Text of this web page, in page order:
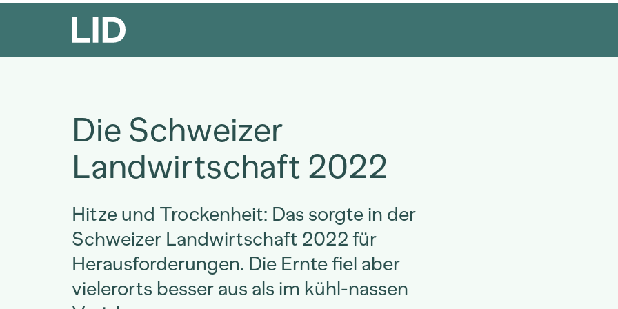
Die Schweizer
Landwirtschaft 2022
Hitze und Trockenheit: Das sorgte in der
Schweizer Landwirtschaft 2022 für
Herausforderungen. Die Ernte fiel aber
vielerorts besser aus als im kühl-nassen